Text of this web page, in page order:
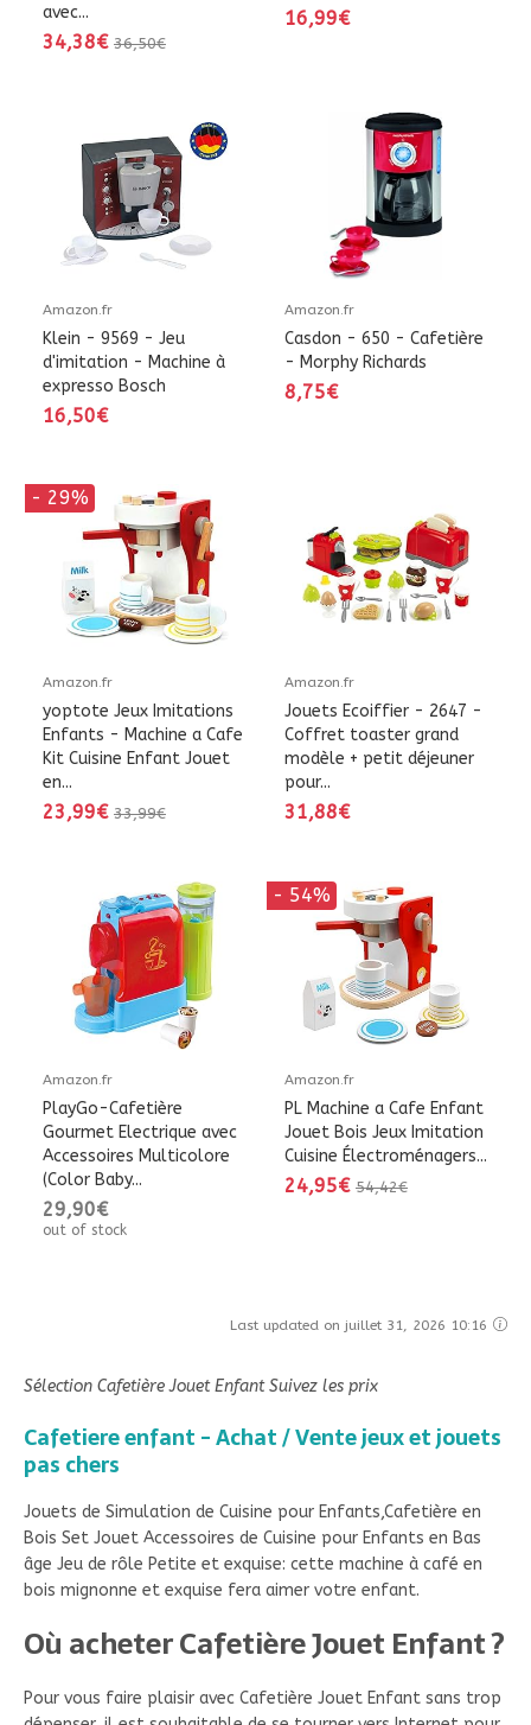
avec...
34,38€ 36,50€
16,99€
Amazon.fr
Klein - 9569 - Jeu
d'imitation - Machine à
expresso Bosch
16,50€
Amazon.fr
Casdon - 650 - Cafetière
- Morphy Richards
8,75€
- 29%
Amazon.fr
yoptote Jeux Imitations
Enfants - Machine a Cafe
Kit Cuisine Enfant Jouet
en...
23,99€ 33,99€
Amazon.fr
Jouets Ecoiffier - 2647 -
Coffret toaster grand
modèle + petit déjeuner
pour...
31,88€
Amazon.fr
PlayGo-Cafetière
Gourmet Electrique avec
Accessoires Multicolore
(Color Baby...
29,90€
out of stock
- 54%
Amazon.fr
PL Machine a Cafe Enfant
Jouet Bois Jeux Imitation
Cuisine Électroménagers...
24,95€ 54,42€
Last updated on juillet 31, 2026 10:16
Sélection Cafetière Jouet Enfant Suivez les prix
Cafetiere enfant - Achat / Vente jeux et jouets
pas chers
Jouets de Simulation de Cuisine pour Enfants,Cafetière en
Bois Set Jouet Accessoires de Cuisine pour Enfants en Bas
âge Jeu de rôle Petite et exquise: cette machine à café en
bois mignonne et exquise fera aimer votre enfant.
Où acheter Cafetière Jouet Enfant ?
Pour vous faire plaisir avec Cafetière Jouet Enfant sans trop